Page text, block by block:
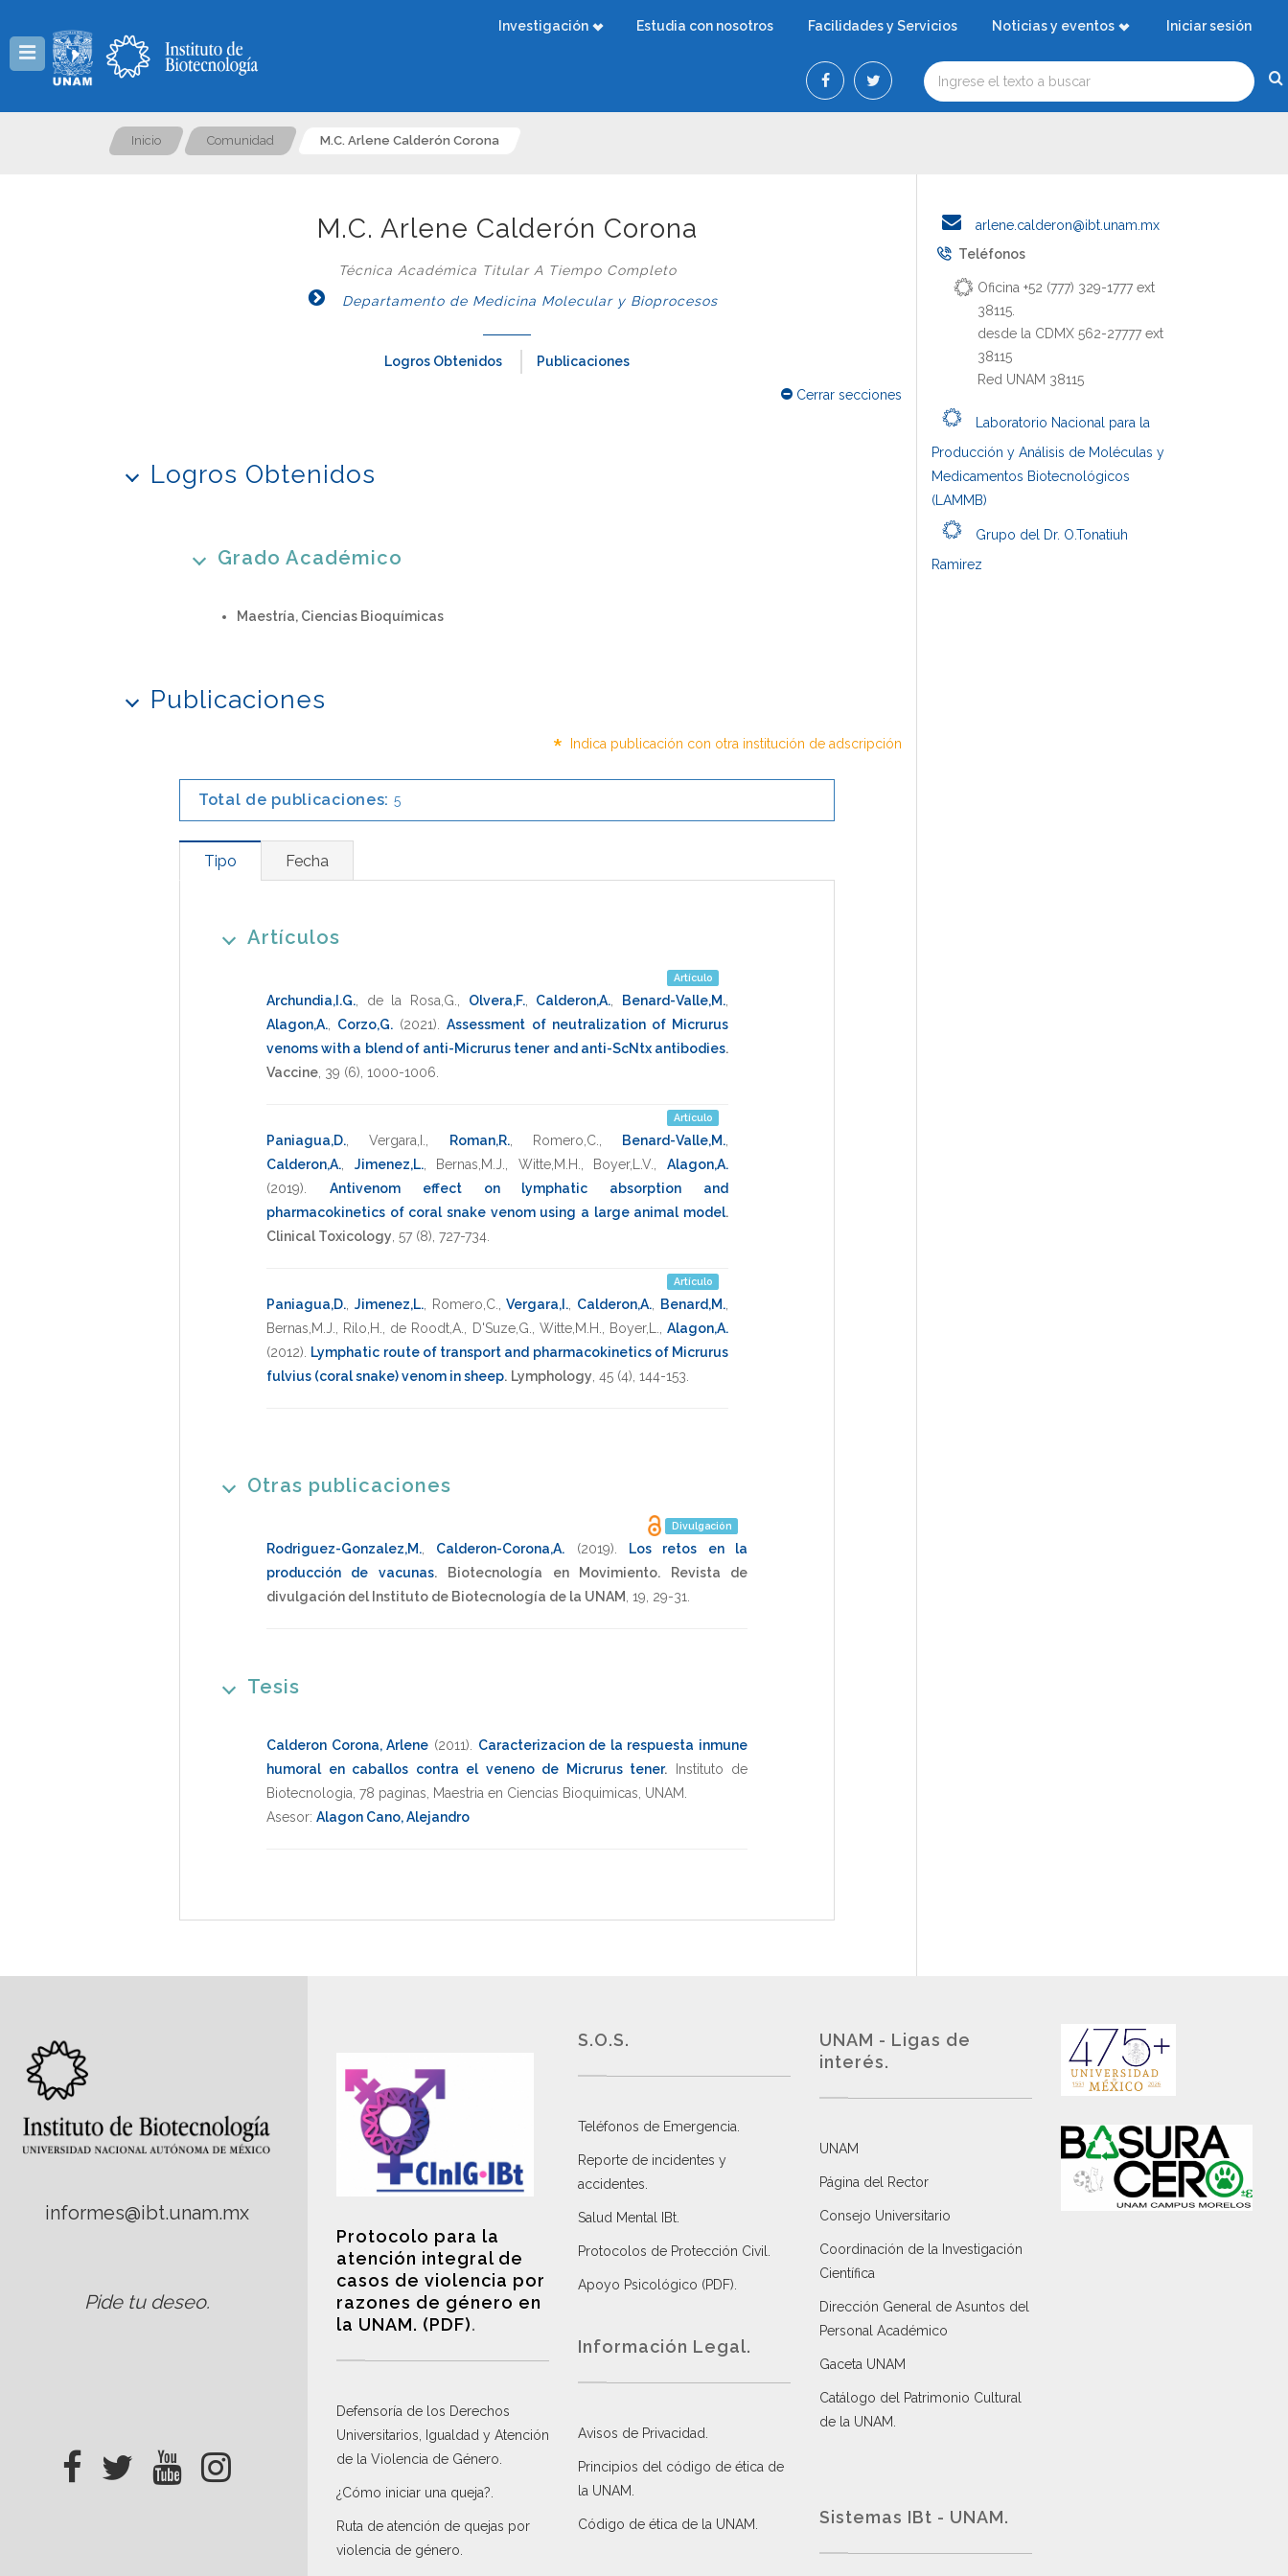
Investigación Estudia con nosotros Facilidades y Servicios Noticias y eventos Iniciar sesión
Inicio Comunidad M.C. Arlene Calderón Corona
M.C. Arlene Calderón Corona
Técnica Académica Titular A Tiempo Completo
Departamento de Medicina Molecular y Bioprocesos
Logros Obtenidos Publicaciones
Cerrar secciones
Logros Obtenidos
Grado Académico
Maestría, Ciencias Bioquímicas
Publicaciones
* Indica publicación con otra institución de adscripción
Total de publicaciones: 5
Tipo Fecha
Artículos
Artículo
Archundia,I.G. de la Rosa,G. Olvera,F., Calderon,A. Benard-Valle,M.
Alagon,A.
Corzo,G. (2021) .Assessment of neutralization of Micrurus
venoms with a blend of anti-Micrurus tener and anti-ScNtx antibodies.
Vaccine 39 (6), 1000-1006
Artículo
Paniagua,D. ,Vergara,I. Roman,R., Romero,C. Benard-Valle,M.
Calderon,A.
Jimenez,L., Bernas,M.J. Witte,M.H. Boyer,L.V. ,Alagon,A.
(2019)
Antivenom effect on lymphatic absorption and
pharmacokinetics of coral snake venom using a large animal model.
Clinical Toxicology 57 (8), 727-734
Artículo
Paniagua,D. Jimenez,L., Romero,C. ,Vergara,I. Calderon,A. Benard,M.
Bernas,M.J.
Rilo,H. de Roodt,A. D'Suze,G. Witte,M.H. Boyer,L. ,Alagon,A.
(2012)
Lymphatic route of transport and pharmacokinetics of Micrurus
fulvius (coral snake) venom in sheep. Lymphology 45 (4), 144-153
Otras publicaciones
Divulgación
Rodriguez-Gonzalez,M. Calderon-Corona,A. (2019)
Los retos en la
producción de vacunas.
Biotecnología en Movimiento. Revista de
divulgación del Instituto de Biotecnología de la UNAM 19 29-31
Tesis
Calderon Corona, Arlene (2011)
Caracterizacion de la respuesta inmune
humoral en caballos contra el veneno de Micrurus tener.
Instituto de
Biotecnologia 78 paginas Maestria en Ciencias Bioquimicas UNAM
Asesor: Alagon Cano, Alejandro
arlene.calderon@ibt.unam.mx
Teléfonos
Oficina +52 (777) 329-1777 ext
38115.
desde la CDMX 562-27777 ext
38115
Red UNAM 38115
Laboratorio Nacional para la
Producción y Análisis de Moléculas y
Medicamentos Biotecnológicos
(LAMMB)
Grupo del Dr. O.Tonatiuh
Ramirez
informes@ibt.unam.mx
Pide tu deseo.
Protocolo para la
atención integral de
casos de violencia por
razones de género en
la UNAM. (PDF).
Defensoría de los Derechos
Universitarios, Igualdad y Atención
de la Violencia de Género
¿Cómo iniciar una queja?
Ruta de atención de quejas por
violencia de género
S.O.S.
Teléfonos de Emergencia.
Reporte de incidentes y
accidentes
Salud Mental IBt
Protocolos de Protección Civil
Apoyo Psicológico (PDF)
Información Legal.
Avisos de Privacidad
Principios del código de ética de
la UNAM
Código de ética de la UNAM
UNAM - Ligas de
interés.
UNAM
Página del Rector
Consejo Universitario
Coordinación de la Investigación
Científica
Dirección General de Asuntos del
Personal Académico
Gaceta UNAM
Catálogo del Patrimonio Cultural
de la UNAM.
Sistemas IBt - UNAM.